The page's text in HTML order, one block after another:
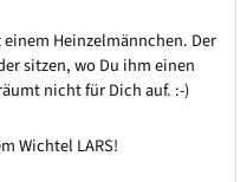
Heinzelmännchen. Der
sitzen, wo Du ihm einen
nicht für Dich auf. :-)
Wichtel LARS!